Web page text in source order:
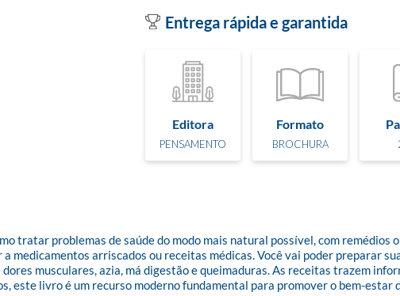
Entrega rápida e garantida
Editora
PENSAMENTO
Formato
BROCHURA
tratar problemas de saúde do modo mais natural possível, com remédios
medicamentos arriscados ou receitas médicas. Você vai poder preparar
musculares, azia, má digestão e queimaduras. As receitas trazem
este livro é um recurso moderno fundamental para promover o bem-